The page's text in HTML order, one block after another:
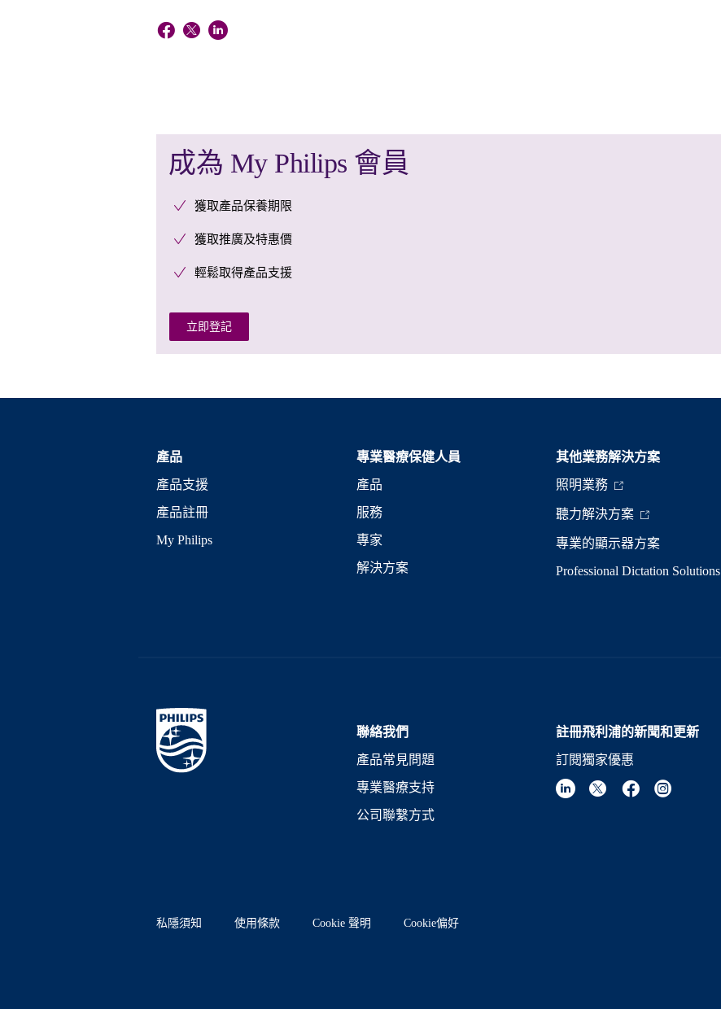
成為 My Philips 會員
獲取產品保養期限
獲取推廣及特惠價
輕鬆取得產品支援
立即登記
產品
產品支援
產品註冊
My Philips
專業醫療保健人員
產品
服務
專家
解決方案
其他業務解決方案​
照明業務
聽力解決方案
專業的顯示器方案
Professional Dictation Solutions
聯絡我們
產品常見問題
專業醫療支持
公司聯繫方式
註冊飛利浦的新聞和更新
訂閱獨家優惠
私隱須知 使用條款 Cookie 聲明 Cookie偏好